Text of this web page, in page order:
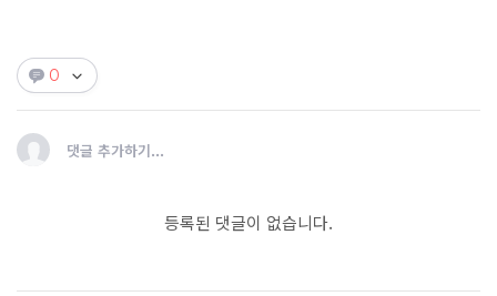
0
댓글 추가하기...
등록된 댓글이 없습니다.